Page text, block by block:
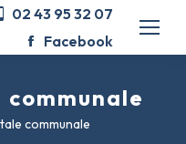
02 43 95 32 07
Facebook
communale